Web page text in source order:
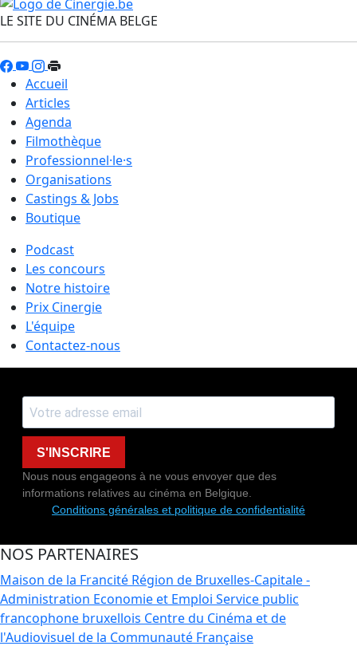
LE SITE DU CINÉMA BELGE
Accueil
Articles
Agenda
Filmothèque
Professionnel·le·s
Organisations
Castings & Jobs
Boutique
Podcast
Les concours
Notre histoire
Prix Cinergie
L'équipe
Contactez-nous
S'INSCRIRE
Nous nous engageons à ne vous envoyer que des
informations relatives au cinéma en Belgique.
Conditions générales et politique de confidentialité
NOS PARTENAIRES
Maison de la Francité Région de Bruxelles-Capitale -
Administration Economie et Emploi Service public
francophone bruxellois Centre du Cinéma et de
l'Audiovisuel de la Communauté Française